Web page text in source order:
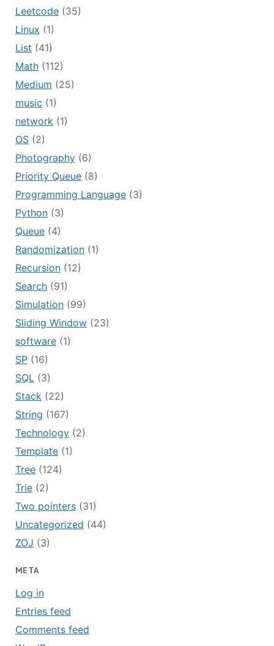
Leetcode(35)
Linux (1)
List (41)
Math(112)
Medium (25)
music (1)
network(1)
OS(2)
Photography(6)
Priority Queue(8)
Programming Language(3)
Python(3)
Queue(4)
Randomization(1)
Recursion(12)
Search(91)
Simulation(99)
Sliding Window(23)
software(1)
SP(16)
SQL(3)
Stack(22)
String (167)
Technology(2)
Template(1)
Tree(124)
Trie(2)
Two pointers(31)
Uncategorized (44)
ZOJ (3)
META
Log in
Entries feed
Comments feed